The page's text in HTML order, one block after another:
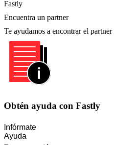
Fastly
Encuentra un partner
Te ayudamos a encontrar el partner
Obtén ayuda con Fastly
Infórmate
Ayuda